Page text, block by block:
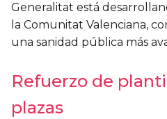
Generalitat está
la Comunitat Valenciana,
una sanidad pública más
Refuerzo de
plazas